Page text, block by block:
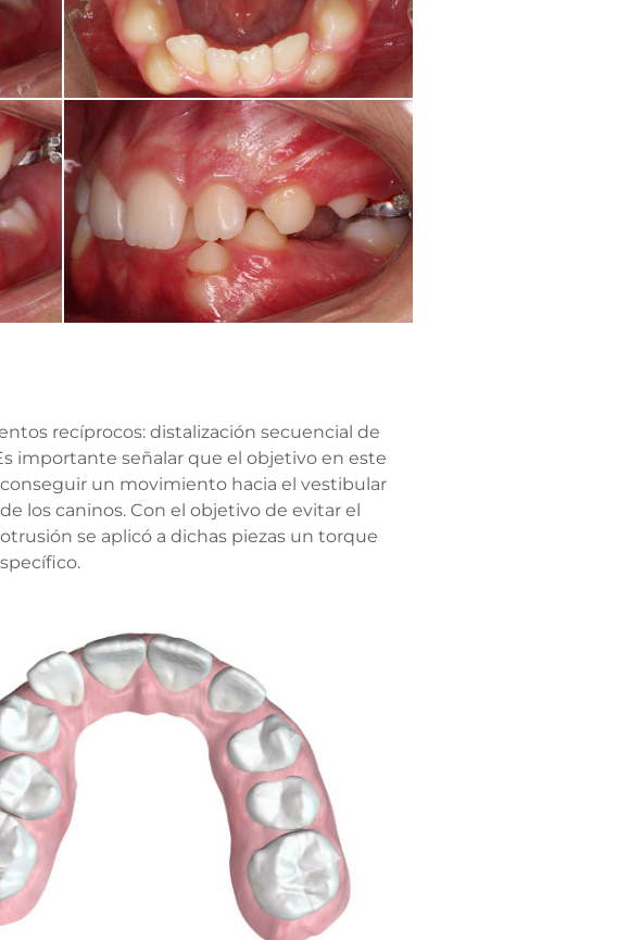
recíprocos: distalización secuencial de
importante señalar que el objetivo en este
un movimiento hacia el vestibular
los caninos. Con el objetivo de evitar el
se aplicó a dichas piezas un torque